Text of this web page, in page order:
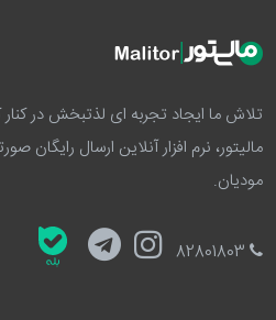
تلاش ما ایجاد تجربه ای لذتبخش در
مالیتور، نرم افزار آنلاین ارسال رایگان
مودیان.